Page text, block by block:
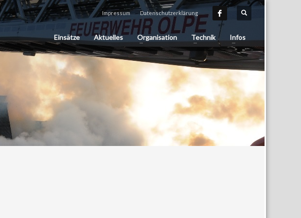
Impressum Datenschutzerklärung
Einsätze Aktuelles Organisation Technik Infos